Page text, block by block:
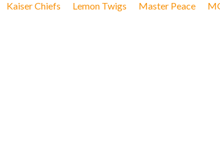
Kaiser Chiefs Lemon Twigs Master Peace